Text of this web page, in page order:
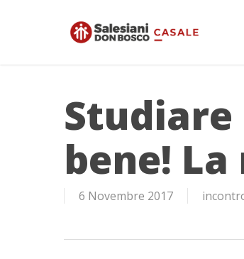
bene!
6 Novembre 2017